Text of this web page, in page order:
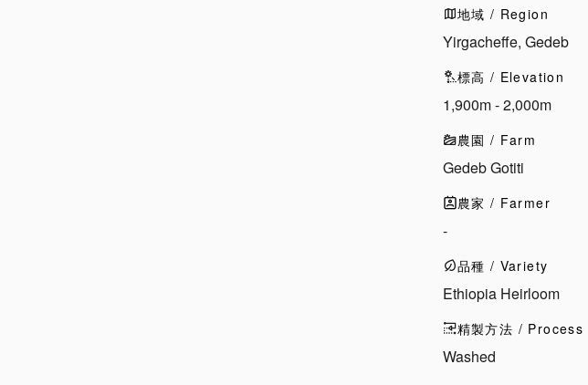
地域 / Region
Yirgacheffe, Gedeb
標高 / Elevation
1,900m - 2,000m
農園 / Farm
Gedeb Gotiti
農家 / Farmer
-
品種 / Variety
Ethiopia Heirloom
精製方法 / Process
Washed